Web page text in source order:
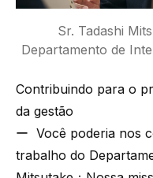
Sr. Tadashi
Departamento de
Contribuindo para o
da gestão
ー Você poderia nos
trabalho do